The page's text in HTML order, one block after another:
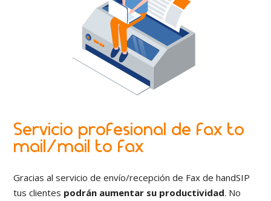
Servicio profesional de fax to
mail/mail to fax
Gracias al servicio de envío/recepción de Fax de handSIP
tus clientes podrán aumentar su productividad. No